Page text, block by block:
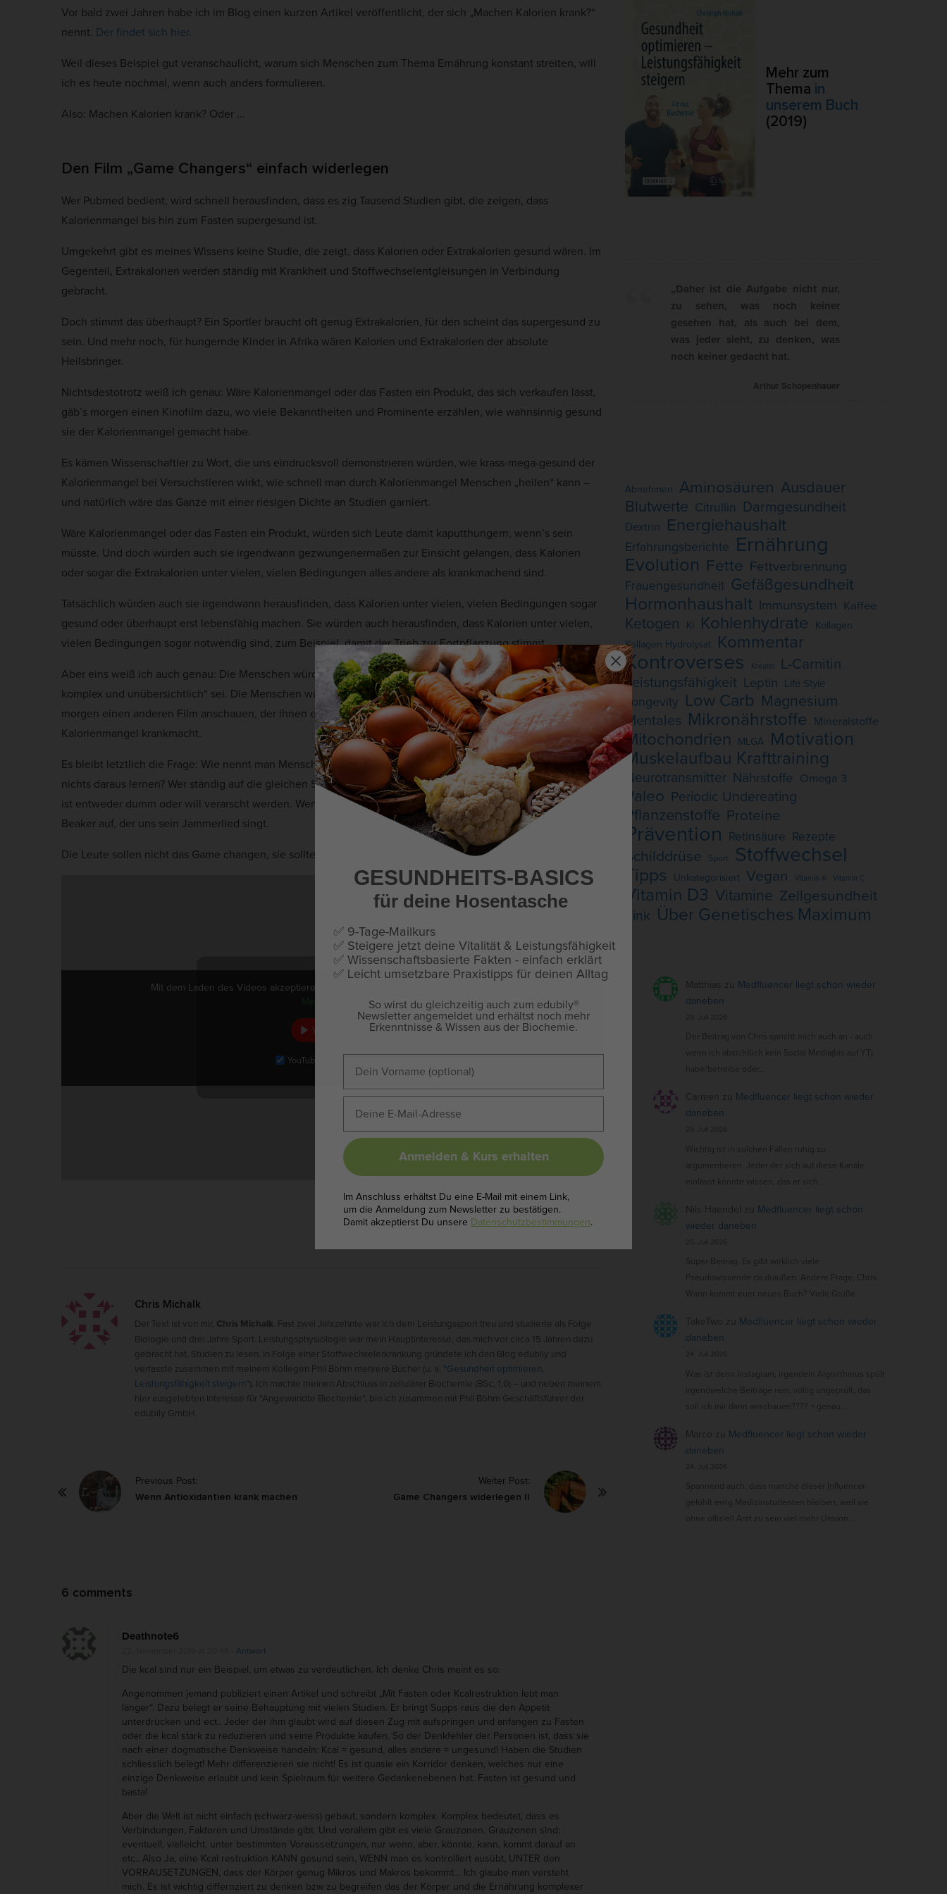
b
l
i
D
Vor bald zwei Jahren habe ich im Blog einen kurzen Artikel veröffentlicht, der sich „Machen Kalorien krank?“
nennt. Der findet sich hier.
Weil dieses Beispiel gut veranschaulicht, warum sich Menschen zum Thema Ernährung konstant streiten, will
ich es heute nochmal, wenn auch anders formulieren.
Also: Machen Kalorien krank? Oder …
Den Film „Game Changers“ einfach widerlegen
Wer Pubmed bedient, wird schnell herausfinden, dass es zig Tausend Studien gibt, die zeigen, dass
Kalorienmangel bis hin zum Fasten supergesund ist.
Umgekehrt gibt es meines Wissens keine Studie, die zeigt, dass Kalorien oder Extrakalorien gesund wären. Im
Gegenteil, Extrakalorien werden ständig mit Krankheit und Stoffwechselentgleisungen in Verbindung
gebracht.
Doch stimmt das überhaupt? Ein Sportler braucht oft genug Extrakalorien, für den scheint das supergesund zu
sein. Und mehr noch, für hungernde Kinder in Afrika wären Kalorien und Extrakalorien der absolute
Heilsbringer.
Nichtsdestotrotz weiß ich genau: Wäre Kalorienmangel oder das Fasten ein Produkt, das sich verkaufen lässt,
gäb’s morgen einen Kinofilm dazu, wo viele Bekanntheiten und Prominente erzählen, wie wahnsinnig gesund
sie der Kalorienmangel gemacht habe.
Es kämen Wissenschaftler zu Wort, die uns eindrucksvoll demonstrieren würden, wie krass-mega-gesund der
Kalorienmangel bei Versuchstieren wirkt, wie schnell man durch Kalorienmangel Menschen „heilen“ kann –
und natürlich wäre das Ganze mit einer riesigen Dichte an Studien garniert.
Wäre Kalorienmangel oder das Fasten ein Produkt, würden sich Leute damit kaputthungern, wenn’s sein
müsste. Und doch würden auch sie irgendwann gezwungenermaßen zur Einsicht gelangen, dass Kalorien
oder sogar die Extrakalorien unter vielen, vielen Bedingungen alles andere als krankmachend sind.
Tatsächlich würden auch sie irgendwann herausfinden, dass Kalorien unter vielen, vielen Bedingungen sogar
gesund oder überhaupt erst lebensfähig machen. Sie würden auch herausfinden, dass Kalorien unter vielen,
vielen Bedingungen sogar notwendig sind, zum Beispiel, damit der Trieb zur Fortpflanzung stimmt.
Aber eins weiß ich auch genau: Die Menschen würden sich darüber beschweren, dass die „Thematik so
komplex und unübersichtlich“ sei. Die Menschen würden weiterhin nichts verstehen und sich stattdessen
morgen einen anderen Film anschauen, der ihnen erklärt, warum Kalorienüberschuss gesund und
Kalorienmangel krankmacht.
Es bleibt letztlich die Frage: Wie nennt man Menschen, die immer die gleichen Fehler im Denken machen und
nichts daraus lernen? Wer ständig auf die gleichen Stilmittel der Propaganda und des Populismus hereinfällt,
ist entweder dumm oder will verarscht werden. Wenn man das aber so schreibt, taucht plötzlich der Muppet-
Beaker auf, der uns sein Jammerlied singt.
Die Leute sollen nicht das Game changen, sie sollten mal über einen Mind Changer nachdenken.
Mit dem Laden des Videos akzeptieren Sie die Datenschutzerklärung von YouTube.
Video laden
YouTube immer entsperren
Chris Michalk
Der Text ist von mir, Chris Michalk. Fast zwei Jahrzehnte war ich dem Leistungssport treu und studierte als Folge
Biologie und drei Jahre Sport. Leistungsphysiologie war mein Hauptinteresse, das mich vor circa 15 Jahren dazu
gebracht hat, Studien zu lesen. In Folge einer Stoffwechselerkrankung gründete ich den Blog edubily und
verfasste zusammen mit meinem Kollegen Phil Böhm mehrere Bücher (u. a. "Gesundheit optimieren,
Leistungsfähigkeit steigern"). Ich machte meinen Abschluss in zellulärer Biochemie (BSc, 1,0) – und neben meinem
hier ausgelebten Interesse für "Angewandte Biochemie", bin ich zusammen mit Phil Böhm Geschäftsführer der
edubily GmbH.
Previous Post:
Wenn Antioxidantien krank machen
Weiter Post:
Game Changers widerlegen II
6 comments
m
C
h
a
n
g
r
s
w
i
Deathnote6
- Antwort
Die kcal sind nur ein Beispiel, um etwas zu verdeutlichen. Ich denke Chris meint es so:
Angenommen jemand publiziert einen Artikel und schreibt „Mit Fasten oder Kcalrestruktion lebt man
länger“. Dazu belegt er seine Behauptung mit vielen Studien. Er bringt Supps raus die den Appetit
unterdrücken und ect.. Jeder der ihm glaubt wird auf diesen Zug mit aufspringen und anfangen zu Fasten
oder die kcal stark zu reduzieren und seine Produkte kaufen. So der Denkfehler der Personen ist, dass sie
nach einer dogmatische Denkweise handeln: Kcal = gesund, alles andere = ungesund! Haben die Studien
schliesslich belegt! Mehr differenzieren sie nicht! Es ist quasie ein Korridor denken, welches nur eine
einzige Denkweise erlaubt und kein Spielraum für weitere Gedankenebenen hat. Fasten ist gesund und
basta!
Aber die Welt ist nicht einfach (schwarz-weiss) gebaut, sondern komplex. Komplex bedeutet, dass es
Verbindungen, Faktoren und Umstände gibt. Und vorallem gibt es viele Grauzonen. Grauzonen sind:
eventuell, vielleicht, unter bestimmten Voraussetzungen, nur wenn, aber, könnte, kann, kommt darauf an
etc.. Also Ja, eine Kcal restruktion KANN gesund sein, WENN man es kontrolliert ausübt, UNTER den
VORRAUSETZUNGEN, dass der Körper genug Mikros und Makros bekommt… Ich glaube man versteht
mich. Es ist wichtig differnziert zu denken bzw zu begreifen das der Körper und die Ernährung komplexer
Mehr zum
Thema in
unserem Buch
(2019)
„Daher ist die Aufgabe nicht nur,
zu sehen, was noch keiner
gesehen hat, als auch bei dem,
was jeder sieht, zu denken, was
noch keiner gedacht hat.
Arthur Schopenhauer
Abnehmen Aminosäuren Ausdauer
Blutwerte Citrullin Darmgesundheit
Dextrin Energiehaushalt
Erfahrungsberichte Ernährung
Evolution Fette Fettverbrennung
Frauengesundheit Gefäßgesundheit
Hormonhaushalt Immunsystem Kaffee
Ketogen KI Kohlenhydrate Kollagen
Kollagen Hydrolysat Kommentar
Kontroverses Kreatin
L-Carnitin
Leistungsfähigkeit Leptin Life Style
Longevity Low Carb Magnesium
Mentales Mikronährstoffe Mineralstoffe
Mitochondrien MLGA Motivation
Muskelaufbau Krafttraining
Neurotransmitter Nährstoffe Omega 3
Paleo Periodic Undereating
Pflanzenstoffe Proteine
Prävention Retinsäure Rezepte
Schilddrüse Sport Stoffwechsel
Tipps Unkategorisiert Vegan Vitamin A Vitamin C
Vitamin D3 Vitamine Zellgesundheit
Zink Über Genetisches Maximum
Matthias zu Medfluencer liegt schon wieder
daneben
Der Beitrag von Chris spricht mich auch an - auch
wenn ich absichtlich kein Social Media(bis auf YT)
habe/betreibe oder…
Carmen zu Medfluencer liegt schon wieder
daneben
26. Juli 2026
Wichtig ist in solchen Fällen ruhig zu
argumentieren. Jeder der sich auf diese Kanäle
einlässt könnte wissen, das er sich…
Nils Haendel zu Medfluencer liegt schon
wieder daneben
Super Beitrag. Es gibt wirklich viele
Pseudowissende da draußen. Andere Frage, Chris.
Wann kommt euer neues Buch? Viele Grüße
TakeTwo zu Medfluencer liegt schon wieder
daneben
24. Juli 2026
Was ist denn Instagram, irgendein Algorithmus spült
irgendwelche Beiträge rein, völlig ungeprüft, das
Marco zu Medfluencer liegt schon wieder
daneben
24. Juli 2026
Spannend auch, dass manche dieser Influencer
gefühlt ewig Medizinstudenten bleiben, weil sie
ohne offiziell Arzt zu sein viel mehr Unsinn…
Externe Medien
Inhalte von Videoplattformen und Social-Media-Plattformen werden standardmäßig blockiert.
Wenn Cookies von externen Medien akzeptiert werden, bedarf der Zugriff auf diese Inhalte
Impressum
GESUNDHEITS-BASICS
für deine Hosentasche
✅ 9-Tage-Mailkurs
✅ Steigere jetzt deine Vitalität & Leistungsfähigkeit
✅ Wissenschaftsbasierte Fakten - einfach erklärt
✅ Leicht umsetzbare Praxistipps für deinen Alltag
So wirst du gleichzeitig auch zum edubily®
Newsletter angemeldet und erhältst noch mehr
Erkenntnisse & Wissen aus der Biochemie.
Anmelden & Kurs erhalten
Im Anschluss erhältst Du eine E-Mail mit einem Link,
um die Anmeldung zum Newsletter zu bestätigen.
Damit akzeptierst Du unsere Datenschutzbestimmungen.